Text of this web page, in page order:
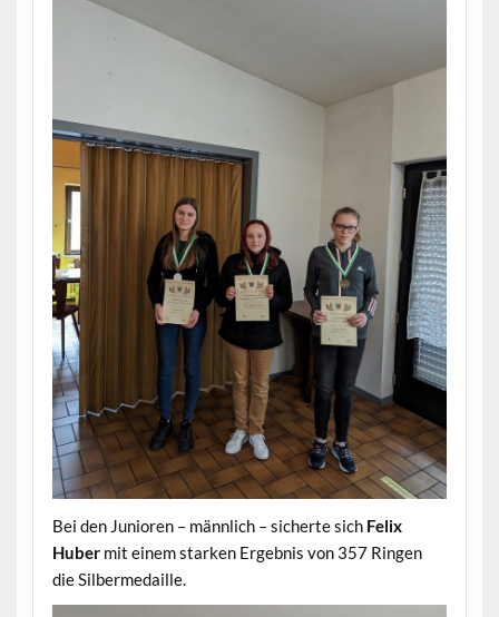
Bei den Junioren – männlich – sicherte sich Felix
Hubermit einem starken Ergebnis von 357 Ringen
die Silbermedaille.